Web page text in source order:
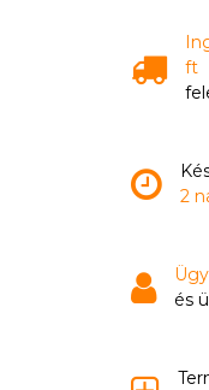
ft
2
és